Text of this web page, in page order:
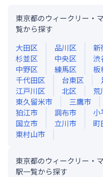
東京都のウィークリー・
覧から探す
大田区
品川区 新
杉並区
中央区 渋
中野区
練馬区 板
千代田区
台東区
江戸川区
北区 荒
東久留米市
三鷹市
狛江市
調布市 小
国立市
立川市 町
東村山市
東京都のウィークリー・
駅一覧から探す